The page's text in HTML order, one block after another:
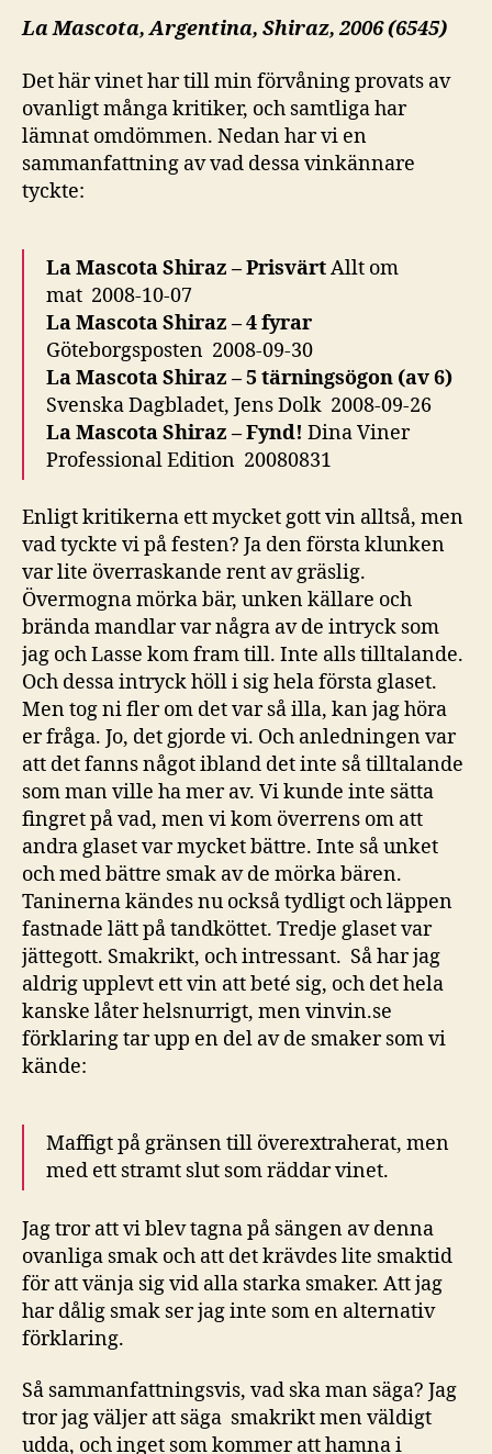
La Mascota, Argentina, Shiraz, 2006 (6545)
Det här vinet har till min förvåning provats av
ovanligt många kritiker, och samtliga har
lämnat omdömmen. Nedan har vi en
sammanfattning av vad dessa vinkännare
tyckte:
La Mascota Shiraz – PrisvärtAllt om
mat 2008-10-07
La Mascota Shiraz – 4 fyrar
Göteborgsposten 2008-09-30
La Mascota Shiraz – 5 tärningsögon (av 6)
Svenska Dagbladet, Jens Dolk 2008-09-26
La Mascota Shiraz – Fynd! Dina Viner
Professional Edition 20080831
Enligt kritikerna ett mycket gott vin alltså, men
vad tyckte vi på festen? Ja den första klunken
var lite överraskande rent av gräslig.
Övermogna mörka bär, unken källare och
brända mandlar var några av de intryck som
jag och Lasse kom fram till. Inte alls tilltalande.
Och dessa intryck höll i sig hela första glaset.
Men tog ni fler om det var så illa, kan jag höra
er fråga. Jo, det gjorde vi. Och anledningen var
att det fanns något ibland det inte så tilltalande
som man ville ha mer av. Vi kunde inte sätta
fingret på vad, men vi kom överrens om att
andra glaset var mycket bättre. Inte så unket
och med bättre smak av de mörka bären.
Taninerna kändes nu också tydligt och läppen
fastnade lätt på tandköttet. Tredje glaset var
jättegott. Smakrikt, och intressant. Så har jag
aldrig upplevt ett vin att beté sig, och det hela
kanske låter helsnurrigt, men vinvin.se
förklaring tar upp en del av de smaker som vi
kände:
Maffigt på gränsen till överextraherat, men
med ett stramt slut som räddar vinet.
Jag tror att vi blev tagna på sängen av denna
ovanliga smak och att det krävdes lite smaktid
för att vänja sig vid alla starka smaker. Att jag
har dålig smak ser jag inte som en alternativ
förklaring.
Så sammanfattningsvis, vad ska man säga? Jag
tror jag väljer att säga smakrikt men väldigt
udda, och inget som kommer att hamna i